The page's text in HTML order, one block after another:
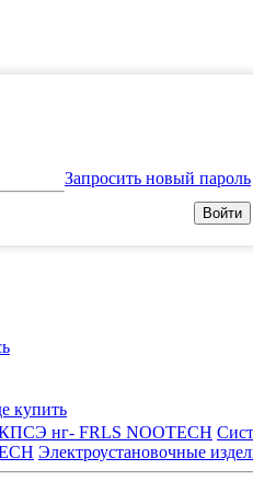
Запросить новый пароль
купить
нг- FRLS NOOTECH
Электроустановочные